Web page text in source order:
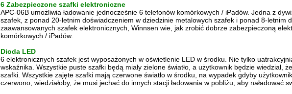
6 Zabezpieczone szafki elektroniczne
APC-06B umożliwia ładowanie jednocześnie 6 telefonów komórkowych / iPadów. Jedna z
szafek, z ponad 20-letnim doświadczeniem w dziedzinie metalowych szafek i ponad 8-letnim
zaawansowanych szafek elektronicznych, Winnsen wie, jak zrobić dobrze zabezpieczoną
komórkowych / iPadów.
Dioda LED
6 elektronicznych szafek jest wyposażonych w oświetlenie LED w środku.
Nie tylko
wskaźnika. Wszystkie puste szafki będą miały zielone światło, a użytkownik będzie wiedział,
szafki. Wszystkie zajęte szafki mają czerwone światło w środku, na wypadek gdyby
czerwono, wiedziałoby, że musi jechać do innych stacji ładowania w pobliżu, aby naładować